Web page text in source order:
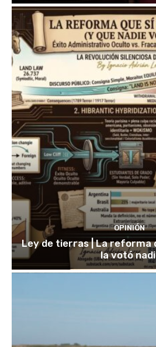
OPINIÓN
Ley de tierras | La reforma
la votó